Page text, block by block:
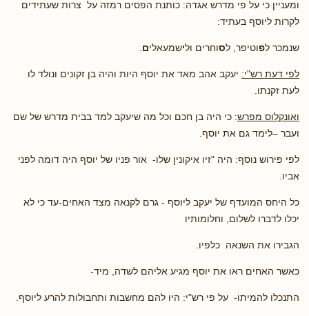
ומעניין כי על פי מדרש אגדה: כותנת הפסים רמזה על צרות שעתידים
לקרות ליוסף בעתיד:
שנמכר לפוטיפר, לסוחרים ולישמעאלים
לפי דעת רש"י: יעקב אהב מאד את יוסף היות והיה בן זקונים ונולד לו
לעת זקנתו.
ואונקלוס מפרש: כי היה בן חכם וכל מה שיעקב למד בבית מדרש של שם
ועבר –לימד גם את יוסף.
לפי פירוש נוסף: היה "זיו איקונין שלו- אור פניו של יוסף היה דומה לפני
אביו.
כל היחס המועדף של יעקב ליוסף - גרם לקנאה מצד האחים-עד כי לא
יכלו לדברו לשלום, וחלומותיו
הגבירו את השנאה כלפיו.
כאשר האחים ראו את יוסף מגיע אליהם לשדה, מיד-
התנכלו להמיתו- על פי רש"י: היו להם מחשבות ותחבולות להרע ליוסף.